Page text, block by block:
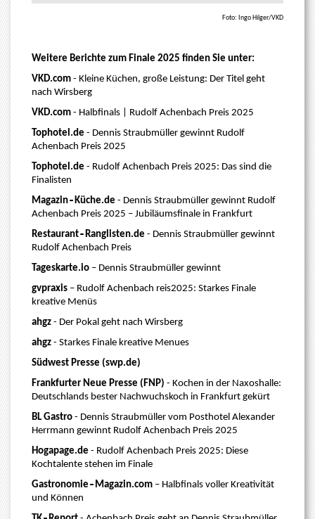
Foto: Ingo Hilger/VKD
Weitere Berichte zum Finale 2025 finden Sie unter:
VKD.com - Kleine Küchen, große Leistung: Der Titel geht
nach Wirsberg
VKD.com - Halbfinals | Rudolf Achenbach Preis 2025
Tophotel.de - Dennis Straubmüller gewinnt Rudolf
Achenbach Preis 2025
Tophotel.de - Rudolf Achenbach Preis 2025: Das sind die
Finalisten
Magazin‑Küche.de - Dennis Straubmüller gewinnt Rudolf
Achenbach Preis 2025 – Jubiläumsfinale in Frankfurt
Restaurant‑Ranglisten.de - Dennis Straubmüller gewinnt
Rudolf Achenbach Preis
Tageskarte.io – Dennis Straubmüller gewinnt
gvpraxis – Rudolf Achenbach reis2025: Starkes Finale
kreative Menüs
ahgz - Der Pokal geht nach Wirsberg
ahgz - Starkes Finale kreative Menues
Südwest Presse (swp.de)
Frankfurter Neue Presse (FNP) - Kochen in der Naxoshalle:
Deutschlands bester Nachwuchskoch in Frankfurt gekürt
BL Gastro - Dennis Straubmüller vom Posthotel Alexander
Herrmann gewinnt Rudolf Achenbach Preis 2025
Hogapage.de - Rudolf Achenbach Preis 2025: Diese
Kochtalente stehen im Finale
Gastronomie‑Magazin.com – Halbfinals voller Kreativität
und Können